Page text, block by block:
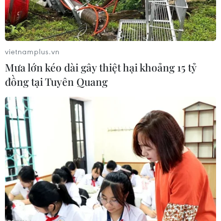
nghiệp Việt.
Gian hàng trưng bày và giới thiệu sản phẩm Việt Nam tại Diễn
đàn Thương mại và Đầu tư châu Phi 2023. (Ảnh: Huỳnh
Khánh/TTXVN)
Diễn đàn Thương mại và Đầu tư châu Phi 2023
vietnamplus.vn
Mưa lớn kéo dài gây thiệt hại khoảng 15 tỷ
đồng tại Tuyên Quang